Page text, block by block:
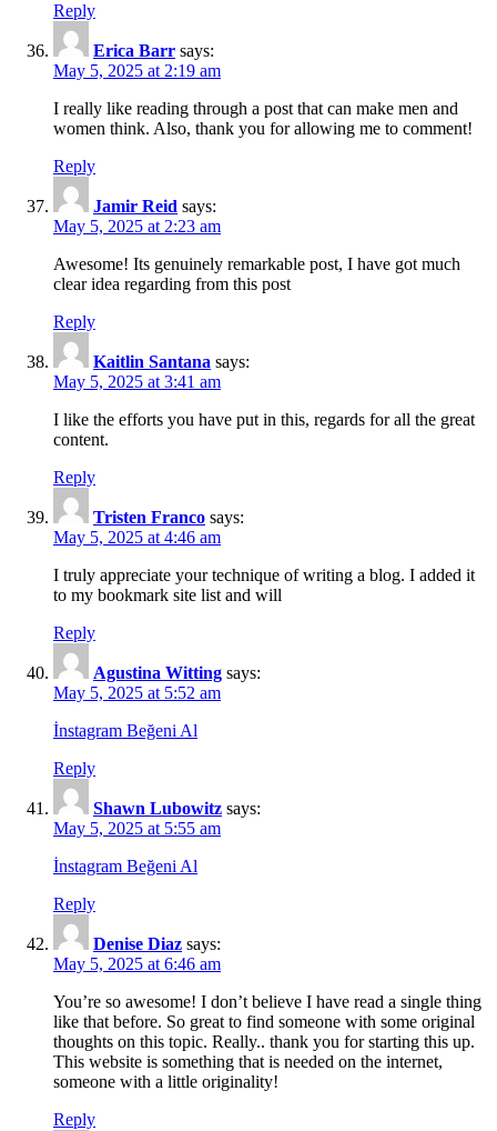
Reply
Erica Barr says:
May 5, 2025 at 2:19 am
I really like reading through a post that can make men and
women think. Also, thank you for allowing me to comment!
Reply
Jamir Reid says:
May 5, 2025 at 2:23 am
Awesome! Its genuinely remarkable post, I have got much
clear idea regarding from this post
Reply
Kaitlin Santana says:
May 5, 2025 at 3:41 am
I like the efforts you have put in this, regards for all the great
content.
Reply
Tristen Franco says:
May 5, 2025 at 4:46 am
I truly appreciate your technique of writing a blog. I added it
to my bookmark site list and will
Reply
Agustina Witting says:
May 5, 2025 at 5:52 am
İnstagram Beğeni Al
Reply
Shawn Lubowitz says:
May 5, 2025 at 5:55 am
İnstagram Beğeni Al
Reply
Denise Diaz says:
May 5, 2025 at 6:46 am
You’re so awesome! I don’t believe I have read a single thing
like that before. So great to find someone with some original
thoughts on this topic. Really.. thank you for starting this up.
This website is something that is needed on the internet,
someone with a little originality!
Reply